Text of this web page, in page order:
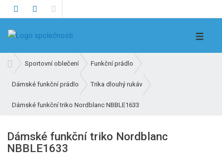
e
a
☰
v
o
n
t
r
Sportovní oblečení Funkční prádlo
Dámské funkční prádlo Trika dlouhý rukáv
Dámské funkční triko Nordblanc NBBLE1633
Dámské funkční triko Nordblanc
NBBLE1633